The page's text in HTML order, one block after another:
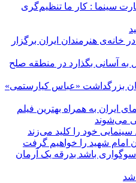
سینما : کار ما تنظیم‌گری
خانه‌ی هنرمندان ایران برگزار
به آسانی بگذارد در منطقه صلح
بزرگداشت «عباس کیارستمی»
به همراه بهترین فیلم
می‌شوند
سینمایی خود را کلید می‌زند
شهید را خواهیم گرفت
سوگواری باشد بدرقه یک آرمان
شد